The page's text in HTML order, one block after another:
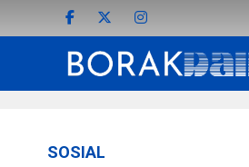
SOSIAL